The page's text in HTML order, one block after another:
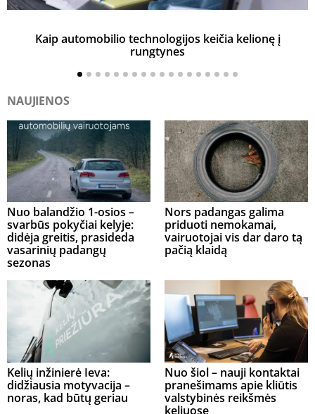
Kaip automobilio technologijos keičia kelionę į
rungtynes
NAUJIENOS
Nuo balandžio 1-osios –
svarbūs pokyčiai kelyje:
didėja greitis, prasideda
vasarinių padangų
sezonas
Nors padangas galima
priduoti nemokamai,
vairuotojai vis dar daro tą
pačią klaidą
Kelių inžinierė Ieva:
didžiausia motyvacija –
noras, kad būtų geriau
Nuo šiol – nauji kontaktai
pranešimams apie kliūtis
valstybinės reikšmės
keliuose